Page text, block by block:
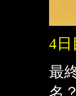
4日
最
名